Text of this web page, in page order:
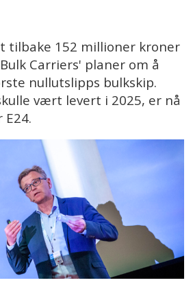
tilbake 152 millioner kroner
Carriers' planer om å
nullutslipps bulkskip.
vært levert i 2025, er nå